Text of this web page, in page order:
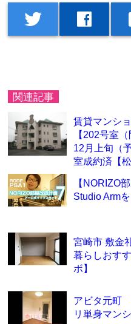
twitter facebook
関連記事
賃貸マンシ
【202号室
12月上旬（
室成約済【
【NORIZO
Studio Arm
宮崎市 敷金
暮らしおす
ボ】
アビタ元町
リ単身マン